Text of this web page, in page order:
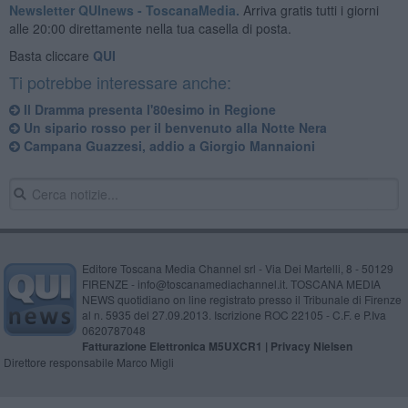
Newsletter QUInews - ToscanaMedia. Arriva gratis tutti i giorni
alle 20:00 direttamente nella tua casella di posta.
Basta cliccare QUI
Ti potrebbe interessare anche:
Il Dramma presenta l'80esimo in Regione
Un sipario rosso per il benvenuto alla Notte Nera
Campana Guazzesi, addio a Giorgio Mannaioni
Editore Toscana Media Channel srl - Via Dei Martelli, 8 - 50129
FIRENZE - info@toscanamediachannel.it. TOSCANA MEDIA
NEWS quotidiano on line registrato presso il Tribunale di Firenze
al n. 5935 del 27.09.2013. Iscrizione ROC 22105 - C.F. e P.Iva
0620787048
Fatturazione Elettronica M5UXCR1 | Privacy Nielsen
Direttore responsabile Marco Migli